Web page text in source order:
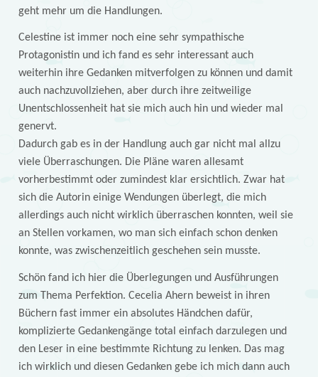
geht mehr um die Handlungen.
Celestine ist immer noch eine sehr sympathische
Protagonistin und ich fand es sehr interessant auch
weiterhin ihre Gedanken mitverfolgen zu können und damit
auch nachzuvollziehen, aber durch ihre zeitweilige
Unentschlossenheit hat sie mich auch hin und wieder mal
genervt.
Dadurch gab es in der Handlung auch gar nicht mal allzu
viele Überraschungen. Die Pläne waren allesamt
vorherbestimmt oder zumindest klar ersichtlich. Zwar hat
sich die Autorin einige Wendungen überlegt, die mich
allerdings auch nicht wirklich überraschen konnten, weil sie
an Stellen vorkamen, wo man sich einfach schon denken
konnte, was zwischenzeitlich geschehen sein musste.
Schön fand ich hier die Überlegungen und Ausführungen
zum Thema Perfektion. Cecelia Ahern beweist in ihren
Büchern fast immer ein absolutes Händchen dafür,
komplizierte Gedankengänge total einfach darzulegen und
den Leser in eine bestimmte Richtung zu lenken. Das mag
ich wirklich und diesen Gedanken gebe ich mich dann auch